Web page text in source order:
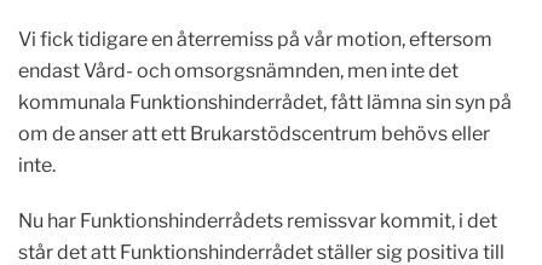
Vi fick tidigare en återremiss på vår motion, eftersom
endast Vård- och omsorgsnämnden, men inte det
kommunala Funktionshinderrådet, fått lämna sin syn på
om de anser att ett Brukarstödscentrum behövs eller
inte.
Nu har Funktionshinderrådets remissvar kommit, i det
står det att Funktionshinderrådet ställer sig positiva till